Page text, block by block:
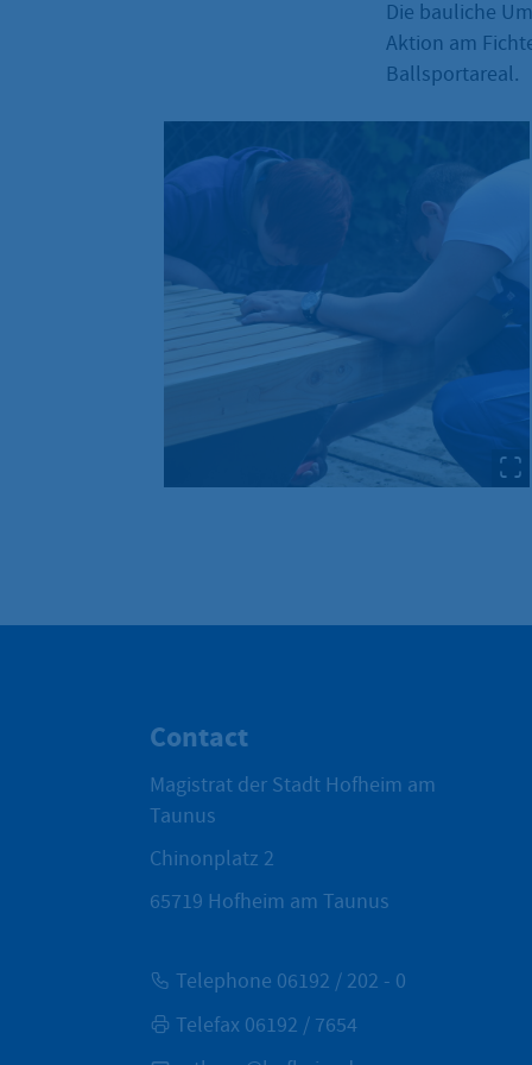
Die bauliche
Aktion am
Ballsportareal.
Contact
Magistrat der Stadt Hofheim am
Taunus
Chinonplatz 2
65719 Hofheim am Taunus
Telephone 06192 / 202 - 0
Telefax 06192 / 7654